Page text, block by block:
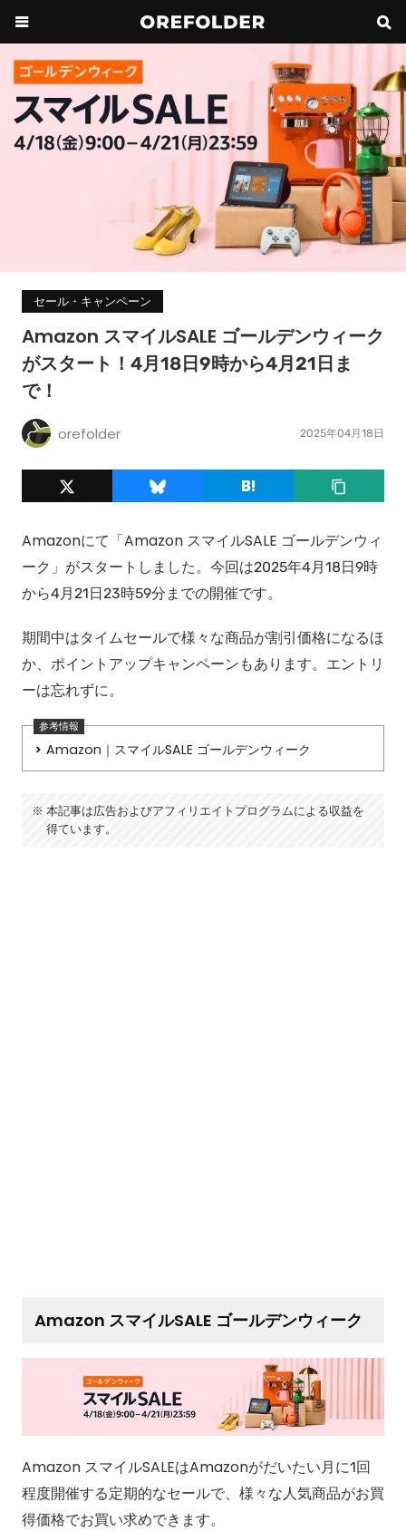
セール・キャンペーン
Amazon スマイルSALE ゴールデンウィーク
がスタート！4月18日9時から4月21日ま
で！
orefolder 2025年04月18日
Amazonにて「Amazon スマイルSALE ゴールデンウィ
ーク」がスタートしました。今回は2025年4月18日9時
から4月21日23時59分までの開催です。
期間中はタイムセールで様々な商品が割引価格になるほ
か、ポイントアップキャンペーンもあります。エントリ
ーは忘れずに。
Amazon｜スマイルSALE ゴールデンウィーク
本記事は広告およびアフィリエイトプログラムによる収益を
得ています。
Amazon スマイルSALE ゴールデンウィーク
Amazon スマイルSALEはAmazonがだいたい月に1回
程度開催する定期的なセールで、様々な人気商品がお買
得価格でお買い求めできます。